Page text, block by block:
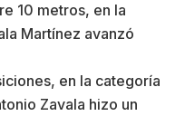
10 metros, en la
Martínez avanzó
en la categoría
Zavala hizo un